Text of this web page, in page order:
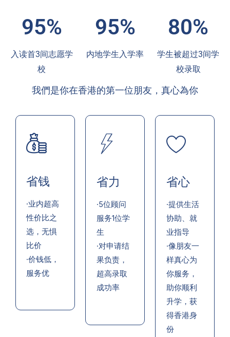
95%
入读首3间志愿学
校
95%
内地学生入学率
80%
学生被超过3间学
校录取
我們是你在香港的第一位朋友，真心為你
省钱
·业内超高
性价比之
选，无惧
比价
·价钱低，
服务优
省力
·5位顾问
服务1位学
生
·对申请结
果负责，
超高录取
成功率
省心
·提供生活
协助、就
业指导
·像朋友一
样真心为
你服务，
助你顺利
升学，获
得香港身
份